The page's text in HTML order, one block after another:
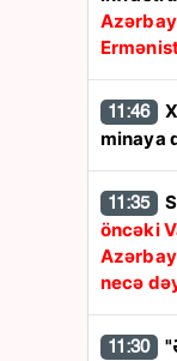
11:46
minaya
11:35
öncəki
necə
11:30